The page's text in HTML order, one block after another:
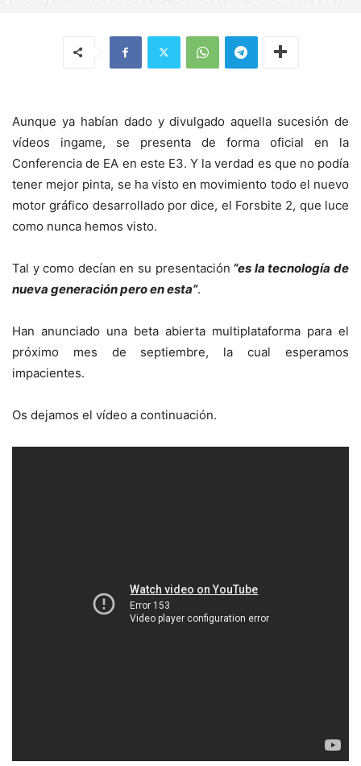
Aunque ya habían dado y divulgado aquella sucesión de
vídeos ingame, se presenta de forma oficial en la
Conferencia de EA en este E3. Y la verdad es que no podía
tener mejor pinta, se ha visto en movimiento todo el nuevo
motor gráfico desarrollado por dice, el Forsbite 2, que luce
como nunca hemos visto.
Tal y como decían en su presentación “es la tecnología de
nueva generación pero en esta”.
Han anunciado una beta abierta multiplataforma para el
próximo mes de septiembre, la cual esperamos
impacientes.
Os dejamos el vídeo a continuación.